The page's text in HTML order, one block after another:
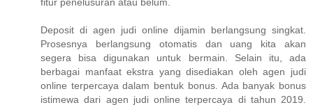
Deposit di agen judi online dijamin berlangsung singkat.
Prosesnya berlangsung otomatis dan uang kita akan
segera bisa digunakan untuk bermain. Selain itu, ada
berbagai manfaat ekstra yang disediakan oleh agen judi
online terpercaya dalam bentuk bonus. Ada banyak bonus
istimewa dari agen judi online terpercaya di tahun 2019.